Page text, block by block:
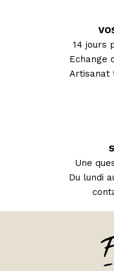
14 jours
Echange
Artisanat
Une
Du lundi